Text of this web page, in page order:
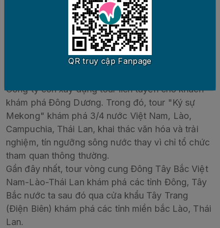
Nha Trang, Phú Quốc, Đà Lạt…
Với tour "Non nước Việt Nam," khám phá miền
Bắc, du khách được tham gia nhiều hơn trải
nghiệm cộng đồng, tìm hiểu văn hóa đặc trưng
của đồng bào dân tộc miền núi, văn hóa lúa nước
Công ty còn xây dựng tour liên tuyến cho khách
khám phá Đông Dương. Trong đó, tour "Ký sự
Mekong" khám phá 3/4 nước Việt Nam, Lào,
Campuchia, Thái Lan, khai thác văn hóa và trải
nghiệm, tín ngưỡng sông nước thay vì chỉ tổ chức
tham quan thông thường.
Gần đây nhất, tour vòng cung Đông Tây Bắc Việt
Nam-Lào-Thái Lan khám phá các tỉnh Đông, Tây
Bắc nước ta sau đó qua cửa khẩu Tây Trang
(Điện Biên) khám phá các tỉnh miền bắc Lào, Thái
Lan.
QR truy cập Fanpage